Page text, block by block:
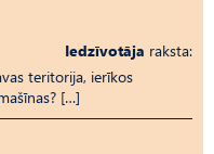
Iedzīvotāja raksta:
teritorija, ierīkos
[…]